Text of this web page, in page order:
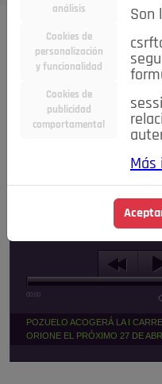
Todas las noticias..
#TePrestoMisOjos
Entretenimiento
Internacional
Madrid
NOTICIAS
Escucha el audio de
00:00
POZUELO ACOGERÁ LA I
ORIONE EL PRÓXIMO 27 DE
análisis
Cookies de
personalización
y funcionalidad
Cookies de
publicidad
comportamental
Son
Más